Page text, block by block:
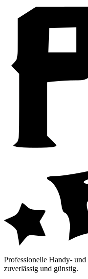
Professionelle Handy-
zuverlässig und günstig.